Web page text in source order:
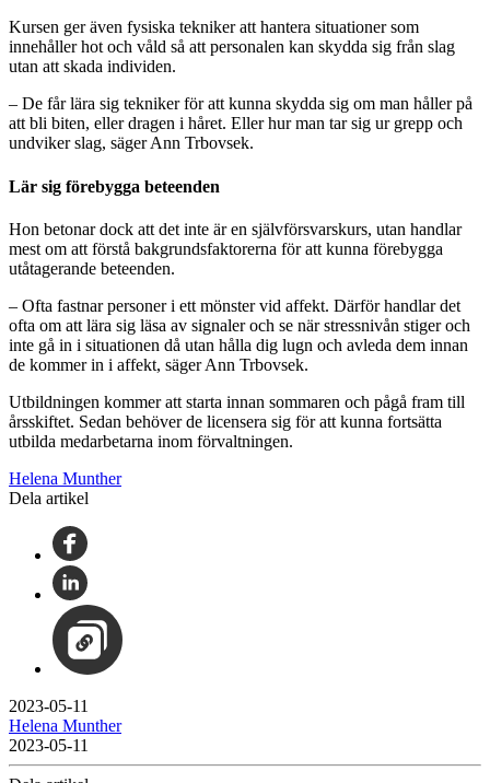
Kursen ger även fysiska tekniker att hantera situationer som
innehåller hot och våld så att personalen kan skydda sig från slag
utan att skada individen.
– De får lära sig tekniker för att kunna skydda sig om man håller på
att bli biten, eller dragen i håret. Eller hur man tar sig ur grepp och
undviker slag, säger Ann Trbovsek.
Lär sig förebygga beteenden
Hon betonar dock att det inte är en självförsvarskurs, utan handlar
mest om att förstå bakgrundsfaktorerna för att kunna förebygga
utåtagerande beteenden.
– Ofta fastnar personer i ett mönster vid affekt. Därför handlar det
ofta om att lära sig läsa av signaler och se när stressnivån stiger och
inte gå in i situationen då utan hålla dig lugn och avleda dem innan
de kommer in i affekt, säger Ann Trbovsek.
Utbildningen kommer att starta innan sommaren och pågå fram till
årsskiftet. Sedan behöver de licensera sig för att kunna fortsätta
utbilda medarbetarna inom förvaltningen.
Helena Munther
Dela artikel
2023-05-11
Helena Munther
2023-05-11